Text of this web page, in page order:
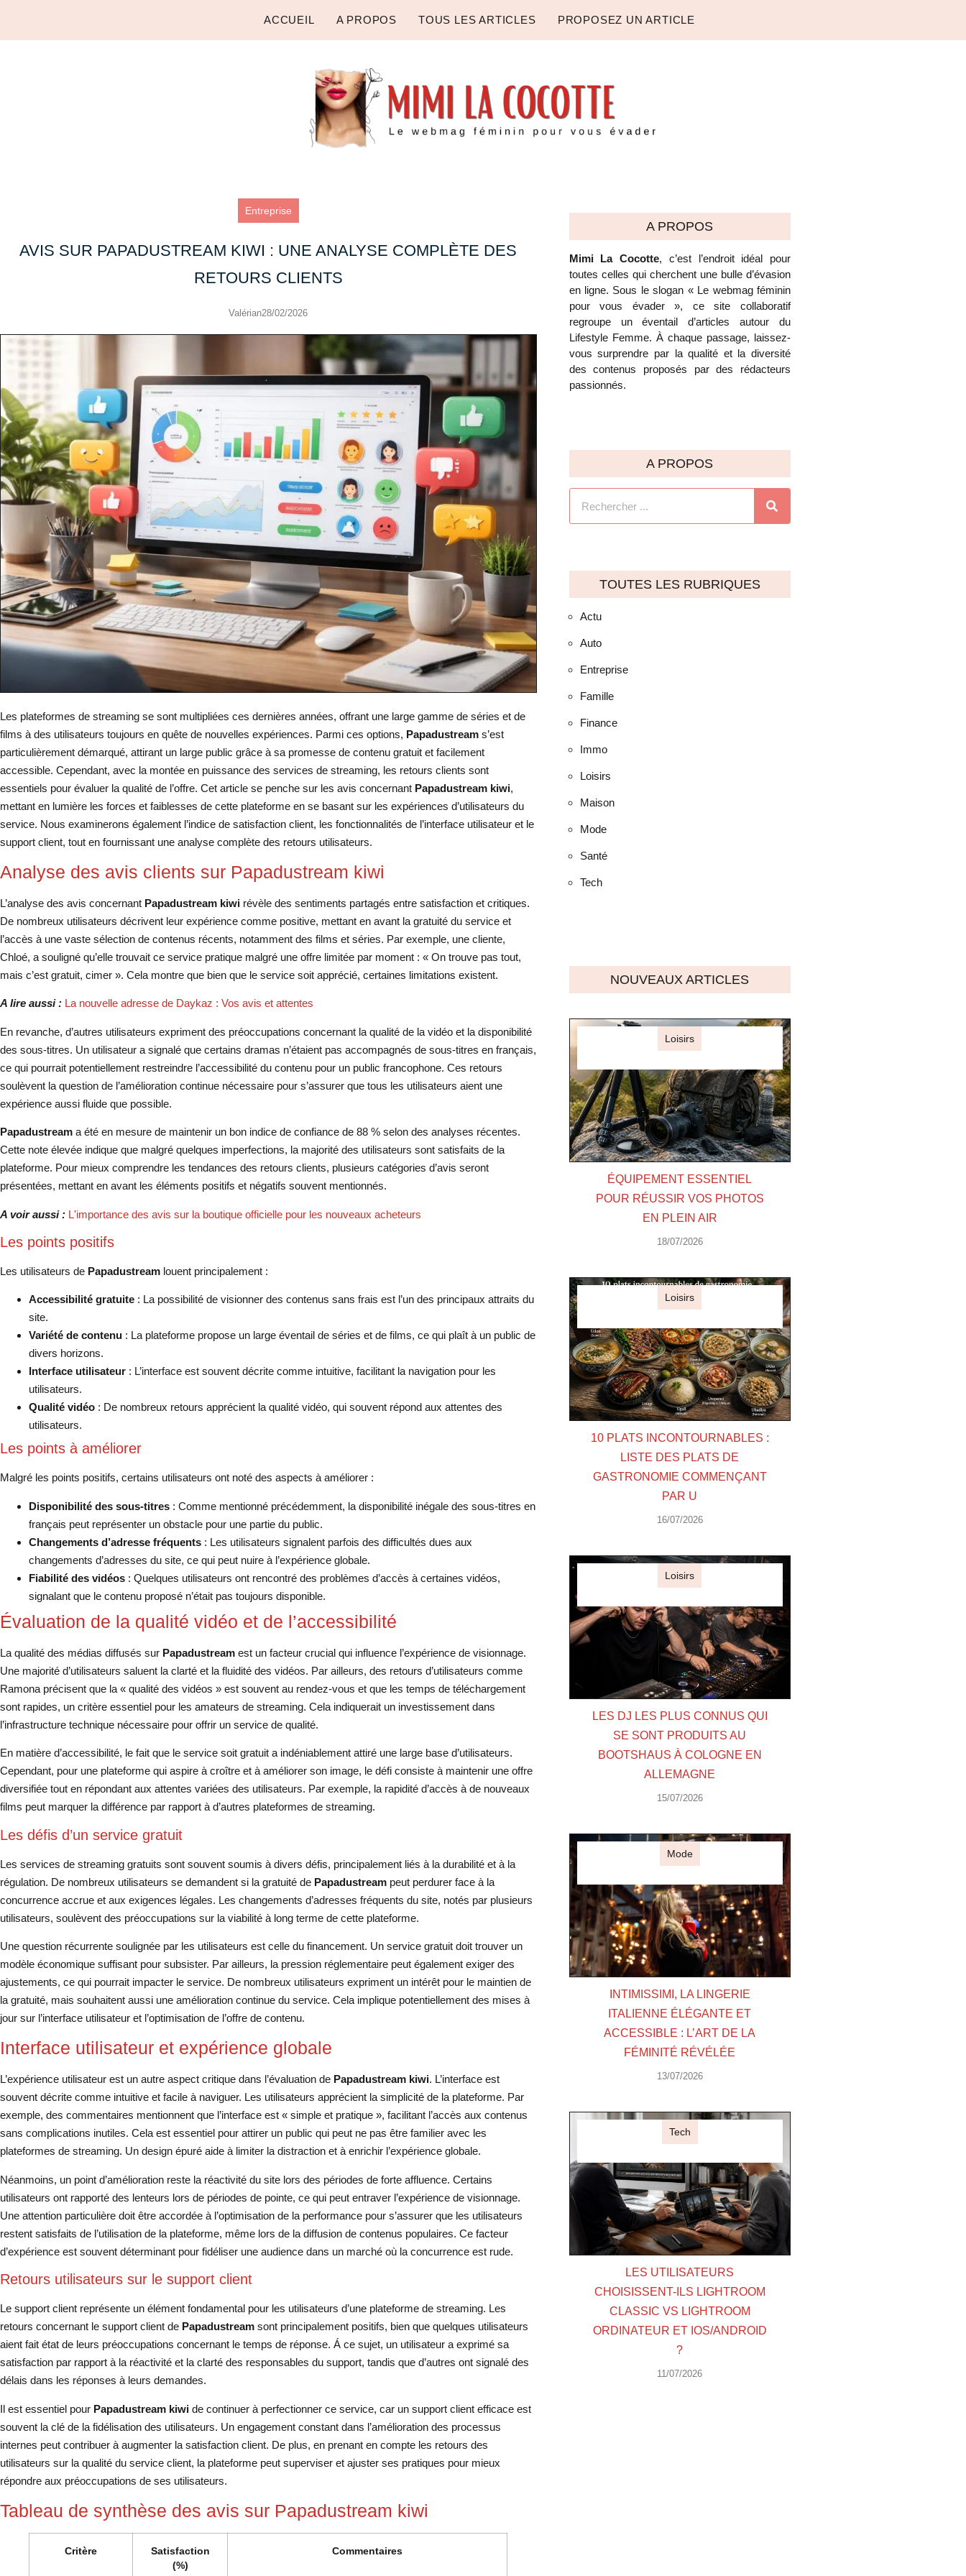
ACCUEIL A PROPOS TOUS LES ARTICLES PROPOSEZ UN ARTICLE
Entreprise
AVIS SUR PAPADUSTREAM KIWI : UNE ANALYSE COMPLÈTE DES
RETOURS CLIENTS
Valérian28/02/2026
Les plateformes de streaming se sont multipliées ces dernières années, offrant une large gamme de séries et de
films à des utilisateurs toujours en quête de nouvelles expériences. Parmi ces options, Papadustream s’est
particulièrement démarqué, attirant un large public grâce à sa promesse de contenu gratuit et facilement
accessible. Cependant, avec la montée en puissance des services de streaming, les retours clients sont
essentiels pour évaluer la qualité de l’offre. Cet article se penche sur les avis concernant Papadustream kiwi,
mettant en lumière les forces et faiblesses de cette plateforme en se basant sur les expériences d’utilisateurs du
service. Nous examinerons également l’indice de satisfaction client, les fonctionnalités de l’interface utilisateur et le
support client, tout en fournissant une analyse complète des retours utilisateurs.
Analyse des avis clients sur Papadustream kiwi
L’analyse des avis concernant Papadustream kiwi révèle des sentiments partagés entre satisfaction et critiques.
De nombreux utilisateurs décrivent leur expérience comme positive, mettant en avant la gratuité du service et
l’accès à une vaste sélection de contenus récents, notamment des films et séries. Par exemple, une cliente,
Chloé, a souligné qu’elle trouvait ce service pratique malgré une offre limitée par moment : « On trouve pas tout,
mais c’est gratuit, cimer ». Cela montre que bien que le service soit apprécié, certaines limitations existent.
A lire aussi : La nouvelle adresse de Daykaz : Vos avis et attentes
En revanche, d’autres utilisateurs expriment des préoccupations concernant la qualité de la vidéo et la disponibilité
des sous-titres. Un utilisateur a signalé que certains dramas n’étaient pas accompagnés de sous-titres en français,
ce qui pourrait potentiellement restreindre l’accessibilité du contenu pour un public francophone. Ces retours
soulèvent la question de l’amélioration continue nécessaire pour s’assurer que tous les utilisateurs aient une
expérience aussi fluide que possible.
Papadustream a été en mesure de maintenir un bon indice de confiance de 88 % selon des analyses récentes.
Cette note élevée indique que malgré quelques imperfections, la majorité des utilisateurs sont satisfaits de la
plateforme. Pour mieux comprendre les tendances des retours clients, plusieurs catégories d’avis seront
présentées, mettant en avant les éléments positifs et négatifs souvent mentionnés.
A voir aussi : L'importance des avis sur la boutique officielle pour les nouveaux acheteurs
Les points positifs
Les utilisateurs de Papadustream louent principalement :
Accessibilité gratuite : La possibilité de visionner des contenus sans frais est l’un des principaux attraits du
site.
Variété de contenu : La plateforme propose un large éventail de séries et de films, ce qui plaît à un public de
divers horizons.
Interface utilisateur : L’interface est souvent décrite comme intuitive, facilitant la navigation pour les
utilisateurs.
Qualité vidéo : De nombreux retours apprécient la qualité vidéo, qui souvent répond aux attentes des
utilisateurs.
Les points à améliorer
Malgré les points positifs, certains utilisateurs ont noté des aspects à améliorer :
Disponibilité des sous-titres : Comme mentionné précédemment, la disponibilité inégale des sous-titres en
français peut représenter un obstacle pour une partie du public.
Changements d’adresse fréquents : Les utilisateurs signalent parfois des difficultés dues aux
changements d’adresses du site, ce qui peut nuire à l’expérience globale.
Fiabilité des vidéos : Quelques utilisateurs ont rencontré des problèmes d’accès à certaines vidéos,
signalant que le contenu proposé n’était pas toujours disponible.
Évaluation de la qualité vidéo et de l’accessibilité
La qualité des médias diffusés sur Papadustream est un facteur crucial qui influence l’expérience de visionnage.
Une majorité d’utilisateurs saluent la clarté et la fluidité des vidéos. Par ailleurs, des retours d’utilisateurs comme
Ramona précisent que la « qualité des vidéos » est souvent au rendez-vous et que les temps de téléchargement
sont rapides, un critère essentiel pour les amateurs de streaming. Cela indiquerait un investissement dans
l’infrastructure technique nécessaire pour offrir un service de qualité.
En matière d’accessibilité, le fait que le service soit gratuit a indéniablement attiré une large base d’utilisateurs.
Cependant, pour une plateforme qui aspire à croître et à améliorer son image, le défi consiste à maintenir une offre
diversifiée tout en répondant aux attentes variées des utilisateurs. Par exemple, la rapidité d’accès à de nouveaux
films peut marquer la différence par rapport à d’autres plateformes de streaming.
Les défis d’un service gratuit
Les services de streaming gratuits sont souvent soumis à divers défis, principalement liés à la durabilité et à la
régulation. De nombreux utilisateurs se demandent si la gratuité de Papadustream peut perdurer face à la
concurrence accrue et aux exigences légales. Les changements d’adresses fréquents du site, notés par plusieurs
utilisateurs, soulèvent des préoccupations sur la viabilité à long terme de cette plateforme.
Une question récurrente soulignée par les utilisateurs est celle du financement. Un service gratuit doit trouver un
modèle économique suffisant pour subsister. Par ailleurs, la pression réglementaire peut également exiger des
ajustements, ce qui pourrait impacter le service. De nombreux utilisateurs expriment un intérêt pour le maintien de
la gratuité, mais souhaitent aussi une amélioration continue du service. Cela implique potentiellement des mises à
jour sur l’interface utilisateur et l’optimisation de l’offre de contenu.
Interface utilisateur et expérience globale
L’expérience utilisateur est un autre aspect critique dans l’évaluation de Papadustream kiwi. L’interface est
souvent décrite comme intuitive et facile à naviguer. Les utilisateurs apprécient la simplicité de la plateforme. Par
exemple, des commentaires mentionnent que l’interface est « simple et pratique », facilitant l’accès aux contenus
sans complications inutiles. Cela est essentiel pour attirer un public qui peut ne pas être familier avec les
plateformes de streaming. Un design épuré aide à limiter la distraction et à enrichir l’expérience globale.
Néanmoins, un point d’amélioration reste la réactivité du site lors des périodes de forte affluence. Certains
utilisateurs ont rapporté des lenteurs lors de périodes de pointe, ce qui peut entraver l’expérience de visionnage.
Une attention particulière doit être accordée à l’optimisation de la performance pour s’assurer que les utilisateurs
restent satisfaits de l’utilisation de la plateforme, même lors de la diffusion de contenus populaires. Ce facteur
d’expérience est souvent déterminant pour fidéliser une audience dans un marché où la concurrence est rude.
Retours utilisateurs sur le support client
Le support client représente un élément fondamental pour les utilisateurs d’une plateforme de streaming. Les
retours concernant le support client de Papadustream sont principalement positifs, bien que quelques utilisateurs
aient fait état de leurs préoccupations concernant le temps de réponse. Á ce sujet, un utilisateur a exprimé sa
satisfaction par rapport à la réactivité et la clarté des responsables du support, tandis que d’autres ont signalé des
délais dans les réponses à leurs demandes.
Il est essentiel pour Papadustream kiwi de continuer à perfectionner ce service, car un support client efficace est
souvent la clé de la fidélisation des utilisateurs. Un engagement constant dans l’amélioration des processus
internes peut contribuer à augmenter la satisfaction client. De plus, en prenant en compte les retours des
utilisateurs sur la qualité du service client, la plateforme peut superviser et ajuster ses pratiques pour mieux
répondre aux préoccupations de ses utilisateurs.
Tableau de synthèse des avis sur Papadustream kiwi
Critère
Satisfaction
(%)
Commentaires
A PROPOS
Mimi La Cocotte, c’est l’endroit idéal pour
toutes celles qui cherchent une bulle d’évasion
en ligne. Sous le slogan « Le webmag féminin
pour vous évader », ce site collaboratif
regroupe un éventail d’articles autour du
Lifestyle Femme. À chaque passage, laissez-
vous surprendre par la qualité et la diversité
des contenus proposés par des rédacteurs
passionnés.
A PROPOS
TOUTES LES RUBRIQUES
Actu
Auto
Entreprise
Famille
Finance
Immo
Loisirs
Maison
Mode
Santé
Tech
NOUVEAUX ARTICLES
Loisirs
ÉQUIPEMENT ESSENTIEL
POUR RÉUSSIR VOS PHOTOS
EN PLEIN AIR
18/07/2026
Loisirs
10 PLATS INCONTOURNABLES :
LISTE DES PLATS DE
GASTRONOMIE COMMENÇANT
PAR U
16/07/2026
Loisirs
LES DJ LES PLUS CONNUS QUI
SE SONT PRODUITS AU
BOOTSHAUS À COLOGNE EN
ALLEMAGNE
15/07/2026
Mode
INTIMISSIMI, LA LINGERIE
ITALIENNE ÉLÉGANTE ET
ACCESSIBLE : L’ART DE LA
FÉMINITÉ RÉVÉLÉE
13/07/2026
Tech
LES UTILISATEURS
CHOISISSENT-ILS LIGHTROOM
CLASSIC VS LIGHTROOM
ORDINATEUR ET IOS/ANDROID
?
11/07/2026